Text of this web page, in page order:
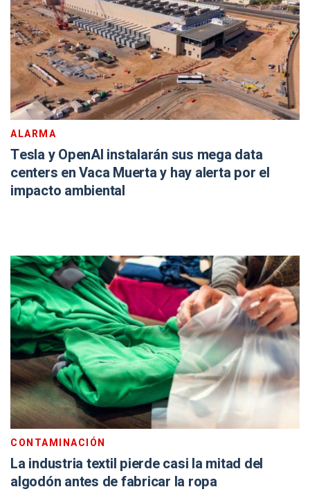
ALARMA
Tesla y OpenAI instalarán sus mega data
centers en Vaca Muerta y hay alerta por el
impacto ambiental
CONTAMINACIÓN
La industria textil pierde casi la mitad del
algodón antes de fabricar la ropa